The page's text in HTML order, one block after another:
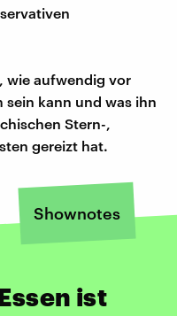
wie aufwendig vor
kann und was ihn
Stern-,
gereizt hat.
Shownotes
ist